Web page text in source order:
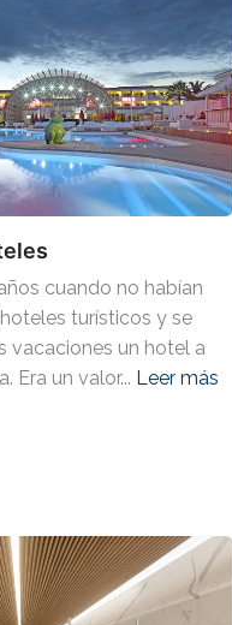
cuando no habían
turísticos y se
vacaciones un hotel a
Era un valor... Leer más